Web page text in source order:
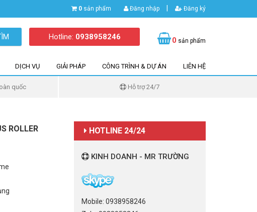
0 sản phẩm Đăng nhập Đăng ký
Hotline: 0938958246 0 sản phẩm
DỊCH VỤ GIẢI PHÁP CÔNG TRÌNH & DỰ ÁN LIÊN HỆ
quốc Hỗ trợ 24/7
ROLLER HOTLINE 24/24
KINH DOANH - MR TRƯỜNG
Mobile: 0938958246